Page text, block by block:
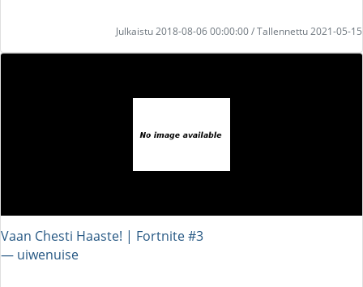
Julkaistu 2018-08-06 00:00:00 / Tallennettu 2021-05-15
Vaan Chesti Haaste! | Fortnite #3
― uiwenuise